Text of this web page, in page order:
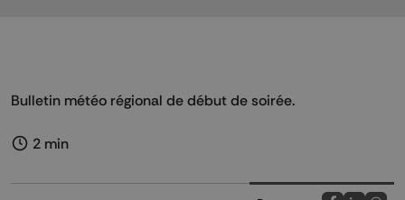
Bulletin météo régional de début de soirée.
2 min